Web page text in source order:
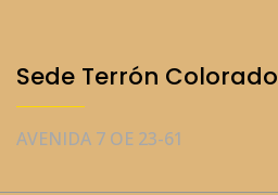
Sede Terrón Colorado
AVENIDA 7 OE 23-61